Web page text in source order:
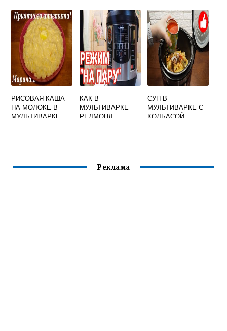
РИСОВАЯ КАША
НА МОЛОКЕ В
МУЛЬТИВАРКЕ
КАК В
МУЛЬТИВАРКЕ
РЕДМОНД
СУП В
МУЛЬТИВАРКЕ С
КОЛБАСОЙ
Реклама